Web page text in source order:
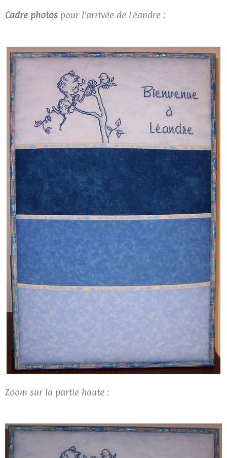
Cadre photos pour l’arrivée de Léandre :
Zoom sur la partie haute :